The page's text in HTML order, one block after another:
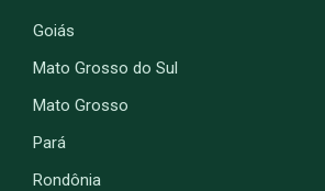
Goiás
Mato Grosso do Sul
Mato Grosso
Pará
Rondônia